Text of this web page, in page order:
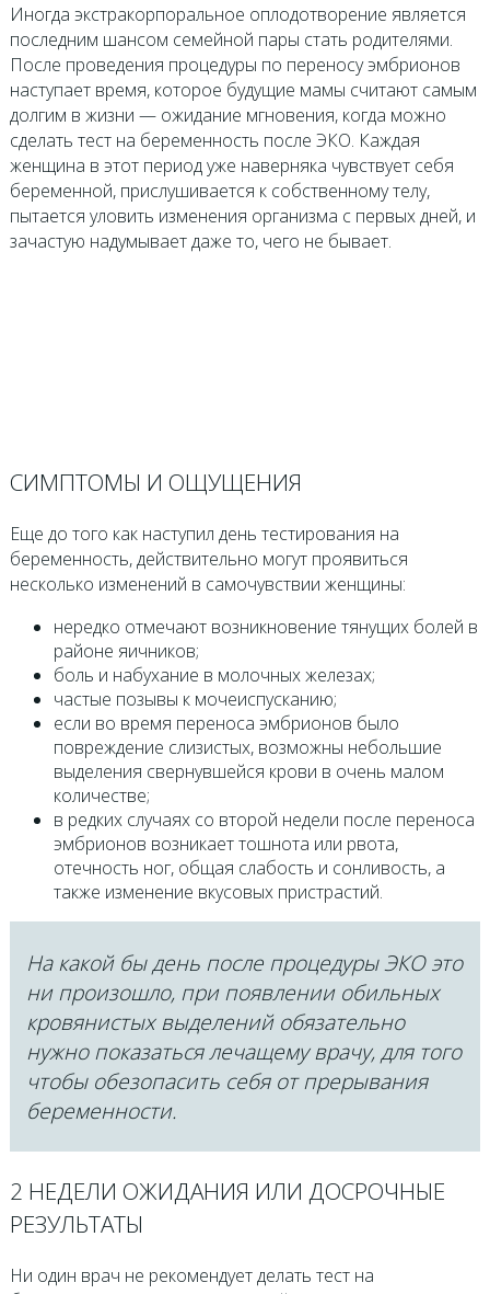
Иногда экстракорпоральное оплодотворение является
последним шансом семейной пары стать родителями.
После проведения процедуры по переносу эмбрионов
наступает время, которое будущие мамы считают самым
долгим в жизни — ожидание мгновения, когда можно
сделать тест на беременность после ЭКО. Каждая
женщина в этот период уже наверняка чувствует себя
беременной, прислушивается к собственному телу,
пытается уловить изменения организма с первых дней, и
зачастую надумывает даже то, чего не бывает.
СИМПТОМЫ И ОЩУЩЕНИЯ
Еще до того как наступил день тестирования на
беременность, действительно могут проявиться
несколько изменений в самочувствии женщины:
нередко отмечают возникновение тянущих болей в
районе яичников;
боль и набухание в молочных железах;
частые позывы к мочеиспусканию;
если во время переноса эмбрионов было
повреждение слизистых, возможны небольшие
выделения свернувшейся крови в очень малом
количестве;
в редких случаях со второй недели после переноса
эмбрионов возникает тошнота или рвота,
отечность ног, общая слабость и сонливость, а
также изменение вкусовых пристрастий.
На какой бы день после процедуры ЭКО это
ни произошло, при появлении обильных
кровянистых выделений обязательно
нужно показаться лечащему врачу, для того
чтобы обезопасить себя от прерывания
беременности.
2 НЕДЕЛИ ОЖИДАНИЯ ИЛИ ДОСРОЧНЫЕ
РЕЗУЛЬТАТЫ
Ни один врач не рекомендует делать тест на